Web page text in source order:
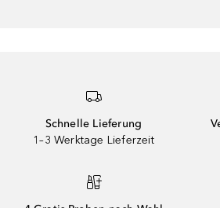
Schnelle Lieferung
1–3 Werktage Lieferzeit